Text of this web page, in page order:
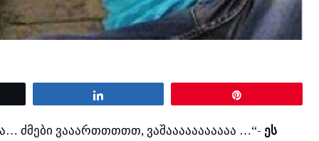
ძმები ვააართთთთთ, ვაშააააააააააა …“- ეს